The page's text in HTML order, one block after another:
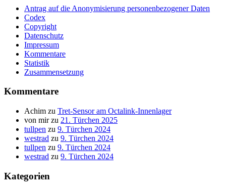
Antrag auf die Anonymisierung personenbezogener Daten
Codex
Copyright
Datenschutz
Impressum
Kommentare
Statistik
Zusammensetzung
Kommentare
Achim zu Tret-Sensor am Octalink-Innenlager
von mirzu 21. Türchen 2025
tullpen zu 9. Türchen 2024
westrad zu 9. Türchen 2024
tullpen zu 9. Türchen 2024
westrad zu 9. Türchen 2024
Kategorien